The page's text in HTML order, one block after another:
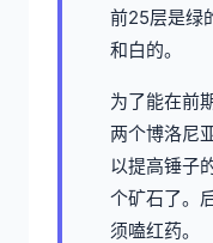
前25层是绿
和白的。
为了能在前
两个博洛尼
以提高锤子
个矿石了。
须嗑红药。